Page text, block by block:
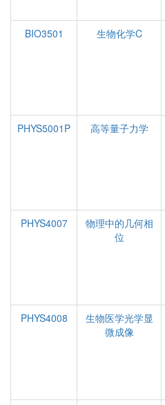
BIO3501
生物化学C
PHYS5001P
高等量子力学
PHYS4007
物理中的几何相
位
PHYS4008
生物医学光学显
微成像